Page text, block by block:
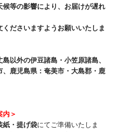
等の影響により、お届けが遅れ
ださいますようお願いいたしま
以外の伊豆諸島・小笠原諸島、
鹿児島県：奄美市・大島郡・鹿
内＞
紙・提げ袋にてご準備いたしま